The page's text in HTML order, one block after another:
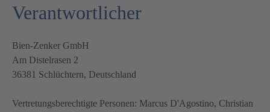
Verantwortlicher
Bien-Zenker GmbH
Am Distelrasen 2
36381 Schlüchtern, Deutschland
Vertretungsberechtigte Personen: Marcus D'Agostino, Christian